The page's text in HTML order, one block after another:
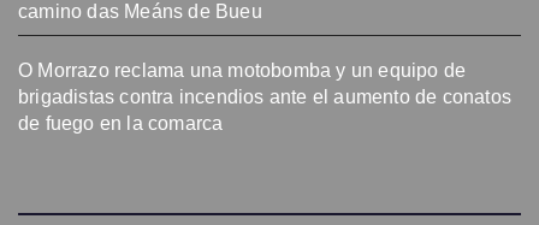
camino das Meáns de Bueu
O Morrazo reclama una motobomba y un equipo de
brigadistas contra incendios ante el aumento de conatos
de fuego en la comarca